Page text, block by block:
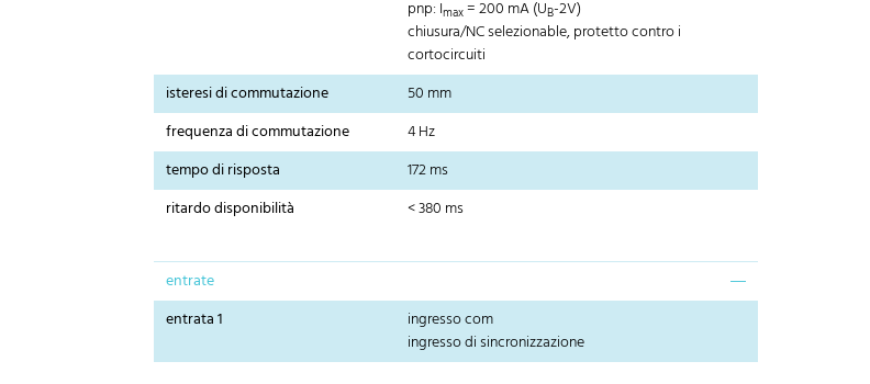
pnp: Imax= 200 mA (UB-2V)
chiusura/NC selezionable, protetto contro i
cortocircuiti
isteresi di commutazione
50 mm
frequenza di commutazione
4 Hz
tempo di risposta
172 ms
ritardo disponibilità
< 380 ms
entrate
entrata 1
ingresso com
ingresso di sincronizzazione